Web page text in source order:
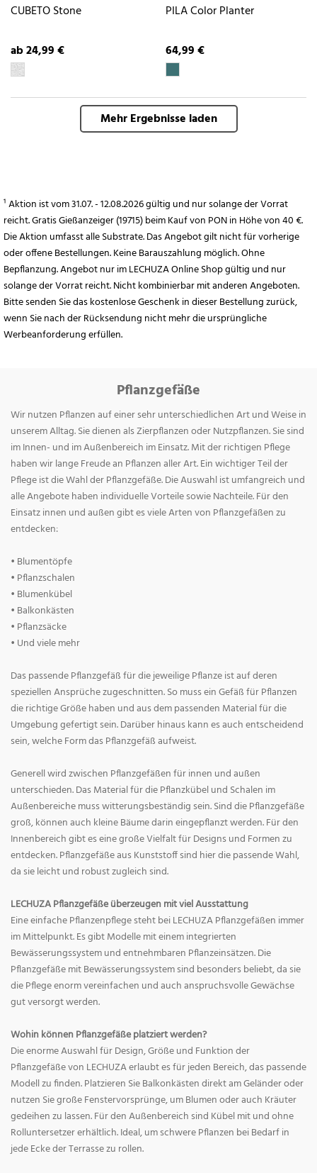
CUBETO Stone
ab 24,99 €
PILA Color Planter
64,99 €
Mehr Ergebnisse laden
¹ Aktion ist vom 31.07. - 12.08.2026 gültig und nur solange der Vorrat
reicht. Gratis Gießanzeiger (19715) beim Kauf von PON in Höhe von 40 €.
Die Aktion umfasst alle Substrate. Das Angebot gilt nicht für vorherige
oder offene Bestellungen. Keine Barauszahlung möglich. Ohne
Bepflanzung. Angebot nur im LECHUZA Online Shop gültig und nur
solange der Vorrat reicht. Nicht kombinierbar mit anderen Angeboten.
Bitte senden Sie das kostenlose Geschenk in dieser Bestellung zurück,
wenn Sie nach der Rücksendung nicht mehr die ursprüngliche
Werbeanforderung erfüllen.
Pflanzgefäße
Wir nutzen Pflanzen auf einer sehr unterschiedlichen Art und Weise in
unserem Alltag. Sie dienen als Zierpflanzen oder Nutzpflanzen. Sie sind
im Innen- und im Außenbereich im Einsatz. Mit der richtigen Pflege
haben wir lange Freude an Pflanzen aller Art. Ein wichtiger Teil der
Pflege ist die Wahl der Pflanzgefäße. Die Auswahl ist umfangreich und
alle Angebote haben individuelle Vorteile sowie Nachteile. Für den
Einsatz innen und außen gibt es viele Arten von Pflanzgefäßen zu
entdecken:
• Blumentöpfe
• Pflanzschalen
• Blumenkübel
• Balkonkästen
• Pflanzsäcke
• Und viele mehr
Das passende Pflanzgefäß für die jeweilige Pflanze ist auf deren
speziellen Ansprüche zugeschnitten. So muss ein Gefäß für Pflanzen
die richtige Größe haben und aus dem passenden Material für die
Umgebung gefertigt sein. Darüber hinaus kann es auch entscheidend
sein, welche Form das Pflanzgefäß aufweist.
Generell wird zwischen Pflanzgefäßen für innen und außen
unterschieden. Das Material für die Pflanzkübel und Schalen im
Außenbereiche muss witterungsbeständig sein. Sind die Pflanzgefäße
groß, können auch kleine Bäume darin eingepflanzt werden. Für den
Innenbereich gibt es eine große Vielfalt für Designs und Formen zu
entdecken. Pflanzgefäße aus Kunststoff sind hier die passende Wahl,
da sie leicht und robust zugleich sind.
LECHUZA Pflanzgefäße überzeugen mit viel Ausstattung
Eine einfache Pflanzenpflege steht bei LECHUZA Pflanzgefäßen immer
im Mittelpunkt. Es gibt Modelle mit einem integrierten
Bewässerungssystem und entnehmbaren Pflanzeinsätzen. Die
Pflanzgefäße mit Bewässerungssystem sind besonders beliebt, da sie
die Pflege enorm vereinfachen und auch anspruchsvolle Gewächse
gut versorgt werden.
Wohin können Pflanzgefäße platziert werden?
Die enorme Auswahl für Design, Größe und Funktion der
Pflanzgefäße von LECHUZA erlaubt es für jeden Bereich, das passende
Modell zu finden. Platzieren Sie Balkonkästen direkt am Geländer oder
nutzen Sie große Fenstervorsprünge, um Blumen oder auch Kräuter
gedeihen zu lassen. Für den Außenbereich sind Kübel mit und ohne
Rolluntersetzer erhältlich. Ideal, um schwere Pflanzen bei Bedarf in
jede Ecke der Terrasse zu rollen.